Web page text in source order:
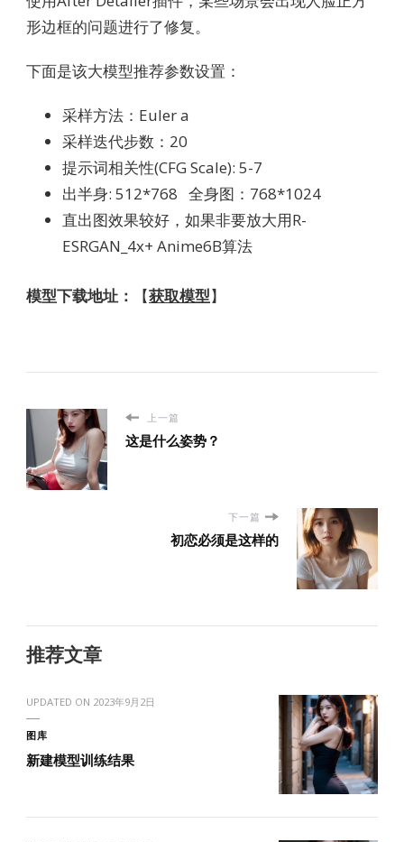
形边框的问题进行了修复。
下面是该大模型推荐参数设置：
采样方法：Euler a
采样迭代步数：20
提示词相关性(CFG Scale): 5-7
出半身: 512*768 全身图：768*1024
直出图效果较好，如果非要放大用R-
ESRGAN_4x+ Anime6B算法
模型下载地址： 【获取模型】
上一篇
这是什么姿势？
下一篇
初恋必须是这样的
推荐文章
UPDATED ON 2023年9月2日
图库
新建模型训练结果